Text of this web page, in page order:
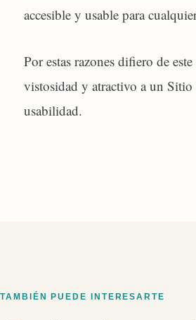
accesible y usable para
Por estas razones difiero de
vistosidad y atractivo a un Sitio
usabilidad.
TAMBIÉN PUEDE INTERESARTE